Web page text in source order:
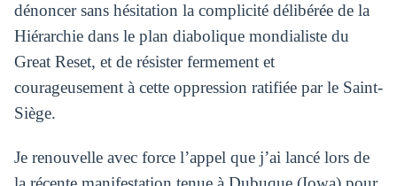
dénoncer sans hésitation la complicité délibérée de la
Hiérarchie dans le plan diabolique mondialiste du
Great Reset, et de résister fermement et
courageusement à cette oppression ratifiée par le Saint-
Siège.
Je renouvelle avec force l’appel que j’ai lancé lors de